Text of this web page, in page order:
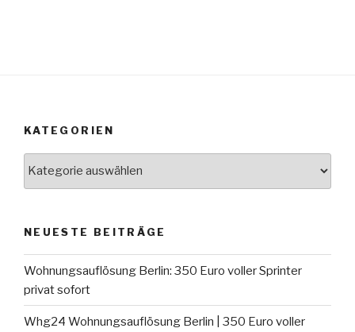
KATEGORIEN
NEUESTE BEITRÄGE
Wohnungsauflösung Berlin: 350 Euro voller Sprinter
privat sofort
Whg24 Wohnungsauflösung Berlin | 350 Euro voller